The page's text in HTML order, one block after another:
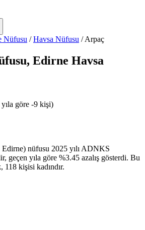
Nüfusu / Havsa Nüfusu /Arpaç
Edirne Havsa
göre -9 kişi)
nüfusu 2025 yılı ADNKS
geçen yıla göre %3.45 azalış gösterdi. Bu
kişisi kadındır.